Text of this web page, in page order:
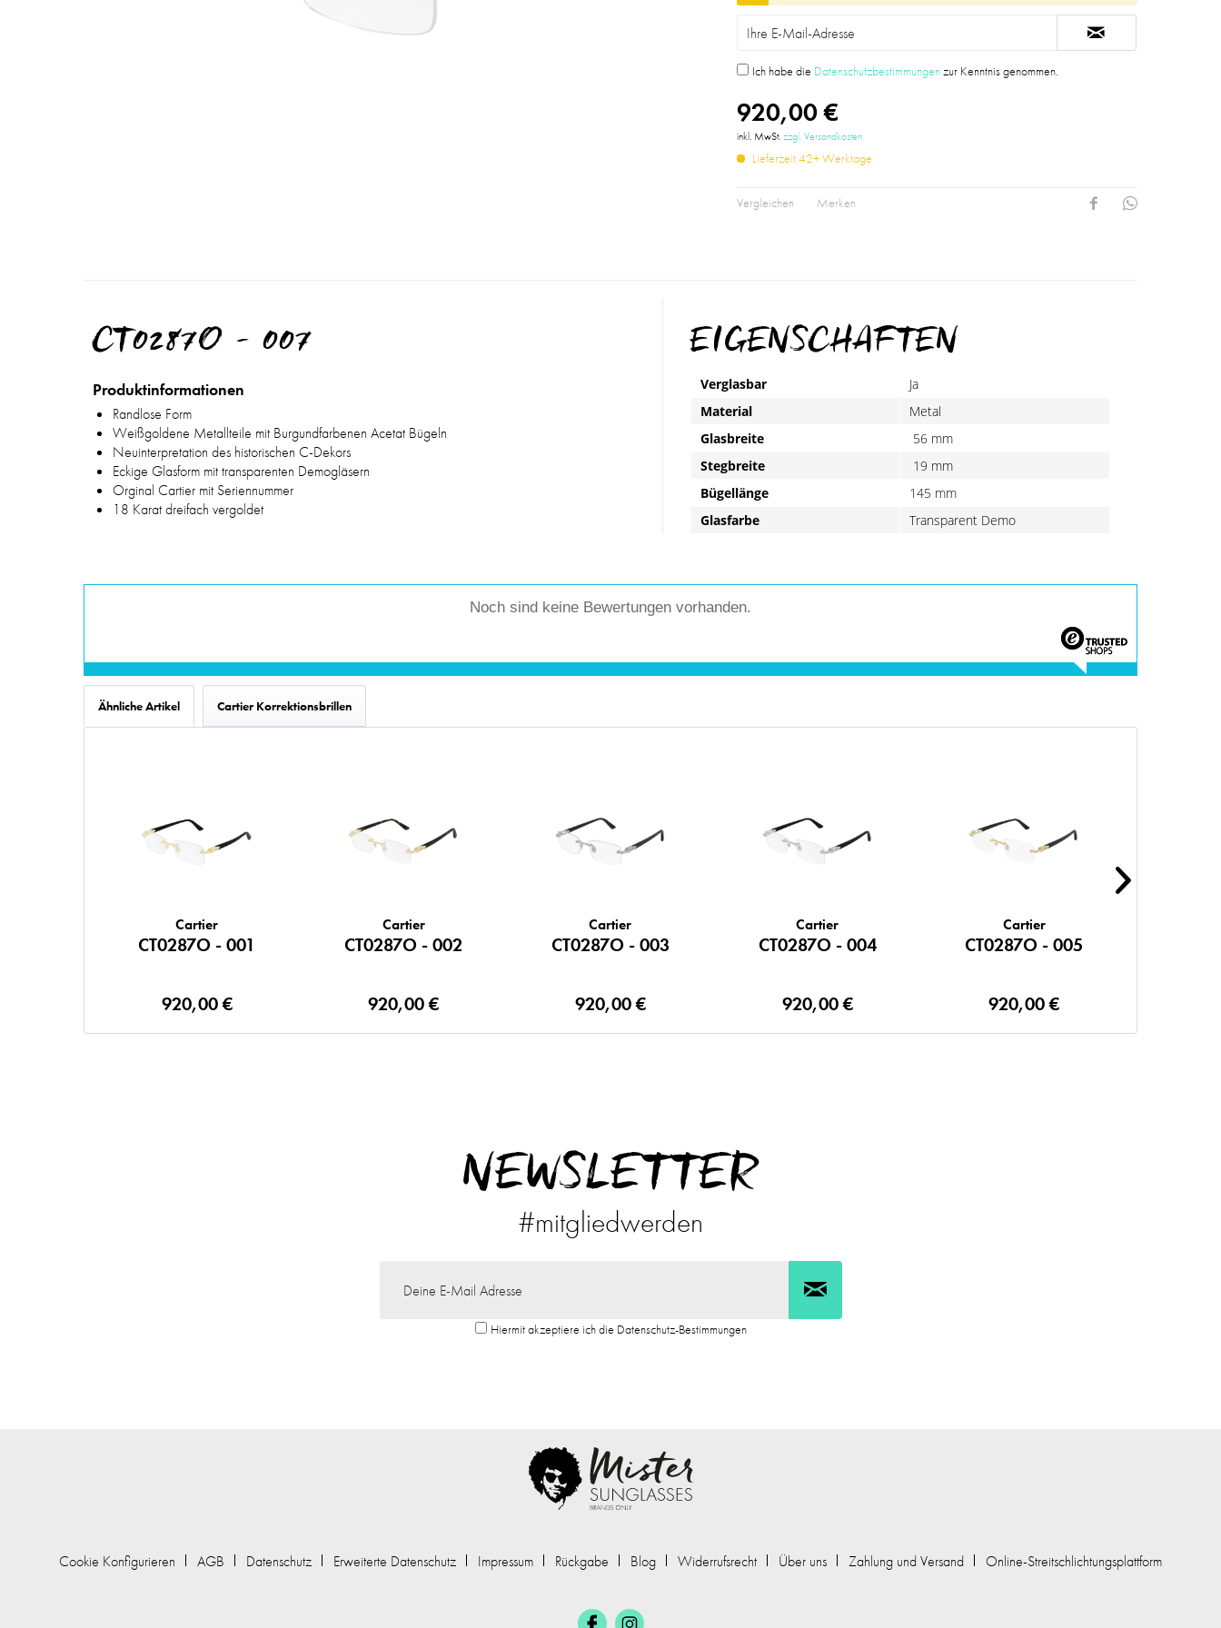
Ich habe die Datenschutzbestimmungenzur Kenntnis genommen.
920,00 €
inkl. MwSt.zzgl. Versandkosten
Lieferzeit 42+ Werktage
Vergleichen Merken
CT0287O - 007
Produktinformationen
Randlose Form
Weißgoldene Metallteile mit Burgundfarbenen Acetat Bügeln
Neuinterpretation des historischen C-Dekors
Eckige Glasform mit transparenten Demogläsern
Orginal Cartier mit Seriennummer
18 Karat dreifach vergoldet
EIGENSCHAFTEN
Verglasbar
Ja
Material
Metal
Glasbreite
56 mm
Stegbreite
19 mm
Bügellänge
145 mm
Glasfarbe
Transparent Demo
Noch sind keine Bewertungen vorhanden.
Ähnliche Artikel Cartier Korrektionsbrillen
Cartier
CT0287O - 001
920,00 €
Cartier
CT0287O - 002
920,00 €
Cartier
CT0287O - 003
920,00 €
Cartier
CT0287O - 004
920,00 €
Cartier
CT0287O - 005
920,00 €
NEWSLETTER
#mitgliedwerden
Hiermit akzeptiere ich die Datenschutz-Bestimmungen
Cookie Konfigurieren AGB Datenschutz Erweiterte Datenschutz Impressum Rückgabe Blog Widerrufsrecht Über uns Zahlung und Versand Online-Streitschlichtungsplattform